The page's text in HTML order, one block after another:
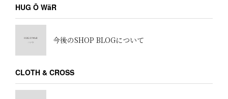
HUG Ō WäR
今後のSHOP BLOGについて
CLOTH & CROSS